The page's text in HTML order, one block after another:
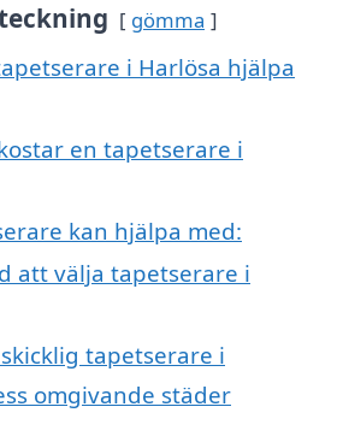
gömma
i Harlösa hjälpa
en tapetserare i
kan hjälpa med:
att välja tapetserare i
tapetserare i
omgivande städer